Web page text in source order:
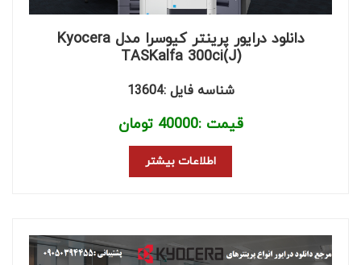
دانلود درایور پرینتر کیوسرا مدل Kyocera
TASKalfa 300ci(J)
شناسه فایل :13604
قیمت :40000 تومان
اطلاعات بیشتر